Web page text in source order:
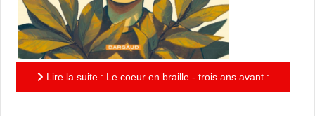
Lire la suite : Le coeur en braille - trois ans avant :